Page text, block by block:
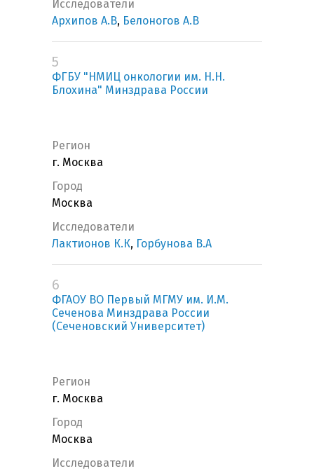
Исследователи
Архипов А.В, Белоногов А.В
5
ФГБУ "НМИЦ онкологии им. Н.Н.
Блохина" Минздрава России
Регион
г. Москва
Город
Москва
Исследователи
Лактионов К.К, Горбунова В.А
6
ФГАОУ ВО Первый МГМУ им. И.М.
Сеченова Минздрава России
(Сеченовский Университет)
Регион
г. Москва
Город
Москва
Исследователи